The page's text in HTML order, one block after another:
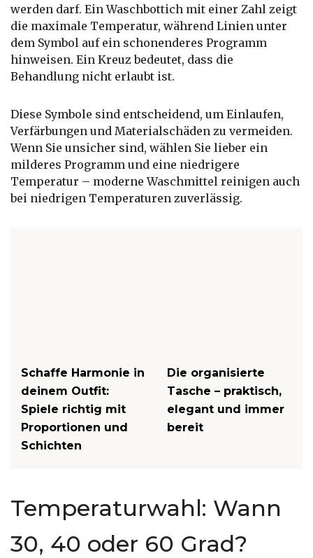
werden darf. Ein Waschbottich mit einer Zahl zeigt
die maximale Temperatur, während Linien unter
dem Symbol auf ein schonenderes Programm
hinweisen. Ein Kreuz bedeutet, dass die
Behandlung nicht erlaubt ist.
Diese Symbole sind entscheidend, um Einlaufen,
Verfärbungen und Materialschäden zu vermeiden.
Wenn Sie unsicher sind, wählen Sie lieber ein
milderes Programm und eine niedrigere
Temperatur – moderne Waschmittel reinigen auch
bei niedrigen Temperaturen zuverlässig.
Schaffe Harmonie in
deinem Outfit:
Spiele richtig mit
Proportionen und
Schichten
Die organisierte
Tasche – praktisch,
elegant und immer
bereit
Temperaturwahl: Wann
30, 40 oder 60 Grad?